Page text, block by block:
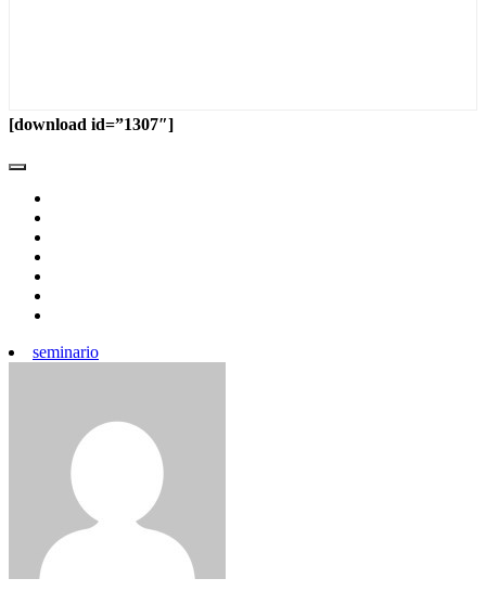
[download id=”1307″]
seminario